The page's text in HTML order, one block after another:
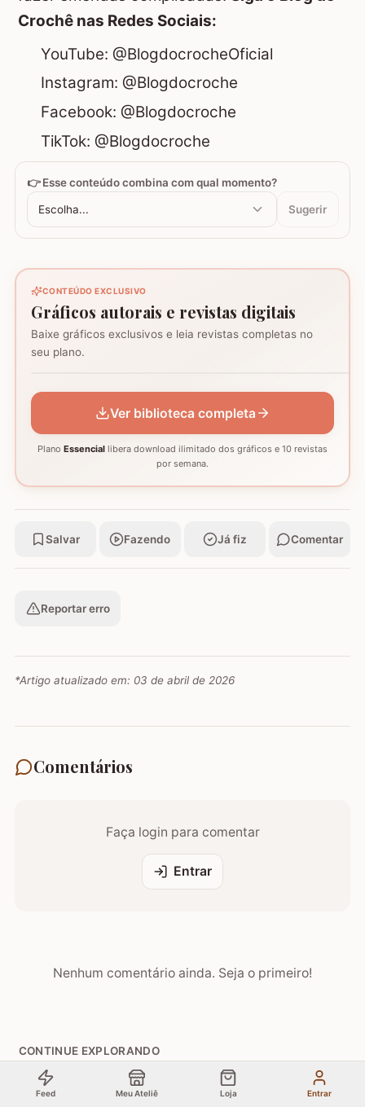
Crochê nas Redes Sociais:
YouTube: @BlogdocrocheOficial
Instagram: @Blogdocroche
Facebook: @Blogdocroche
TikTok: @Blogdocroche
👉 Esse conteúdo combina com qual momento?
Escolha... Sugerir
CONTEÚDO EXCLUSIVO
Gráficos autorais e revistas digitais
Baixe gráficos exclusivos e leia revistas completas no
seu plano.
Coração - Tapete
montagem
Ver biblioteca completa
Plano Essencial libera download ilimitado dos gráficos e 10 revistas
por semana.
Salvar Fazendo Já fiz Comentar
Reportar erro
*Artigo atualizado em: 03 de abril de 2026
Comentários
Faça login para comentar
Entrar
Nenhum comentário ainda. Seja o primeiro!
CONTINUE EXPLORANDO
Artigo 🔥 centenas viram essa semana
Feed Meu Ateliê Loja Entrar